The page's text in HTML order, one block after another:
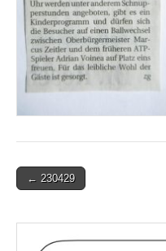
Post← 230429